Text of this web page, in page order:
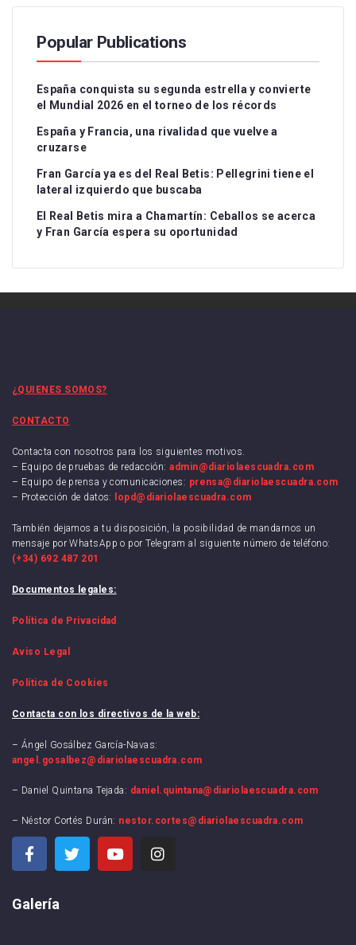
Popular Publications
España conquista su segunda estrella y convierte
el Mundial 2026 en el torneo de los récords
España y Francia, una rivalidad que vuelve a
cruzarse
Fran García ya es del Real Betis: Pellegrini tiene el
lateral izquierdo que buscaba
El Real Betis mira a Chamartín: Ceballos se acerca
y Fran García espera su oportunidad
¿QUIENES SOMOS?
CONTACTO
Contacta con nosotros para los siguientes motivos.
– Equipo de pruebas de redacción:admin@diariolaescuadra.com
– Equipo de prensa y comunicaciones: prensa@diariolaescuadra.com
– Protección de datos:
lopd@diariolaescuadra.com
También dejamos a tu disposición, la posibilidad de mandarnos un
mensaje por WhatsApp o por Telegram al siguiente número de teléfono:
(+34) 692 487 201
Documentos legales:
Política de Privacidad
Aviso Legal
Política de Cookies
Contacta con los directivos de la web:
– Ángel Gosálbez García-Navas:
angel.gosalbez@diariolaescuadra.com
– Daniel Quintana Tejada: daniel.quintana@diariolaescuadra.com
– Néstor Cortés Durán: nestor.cortes@diariolaescuadra.com
Galería